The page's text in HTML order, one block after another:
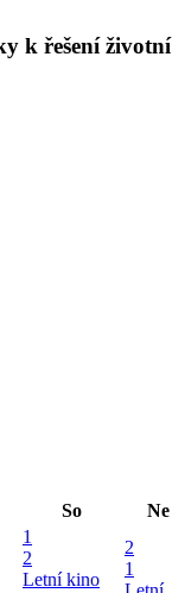
k řešení životní
So
Ne
1
2
Letní kino
2
1